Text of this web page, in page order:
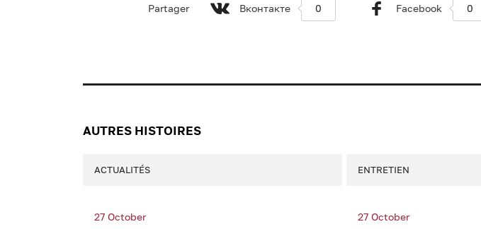
Partager Вконтакте 0 Facebook 0
AUTRES HISTOIRES
ACTUALITÉS
27 October
ENTRETIEN
27 October